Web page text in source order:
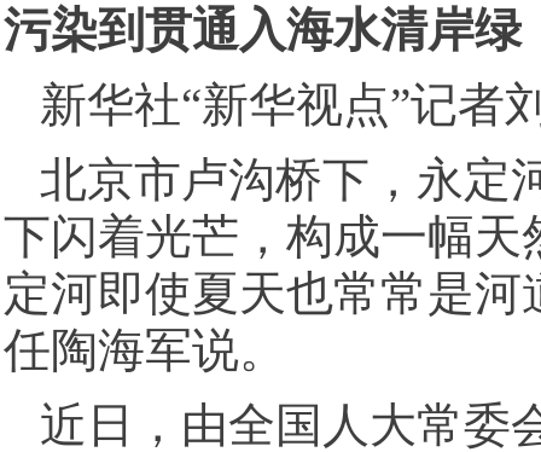
污染到贯通入海水清岸绿
新华社“新华视点”记者
北京市卢沟桥下，永定
下闪着光芒，构成一幅天
定河即使夏天也常常是
任陶海军说。
近日，由全国人大常委